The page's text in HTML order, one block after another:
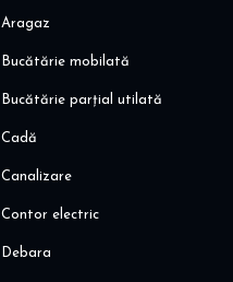
Aragaz
Bucătărie mobilată
Bucătărie parțial utilată
Cadă
Canalizare
Contor electric
Debara